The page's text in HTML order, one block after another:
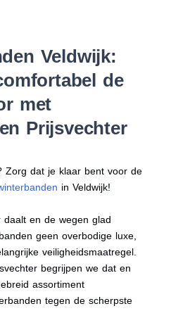
Veldwijk:
de
met
Prijsvechter
Zorg dat je klaar bent voor de
in Veldwijk!
daalt en de wegen glad
geen overbodige luxe,
veiligheidsmaatregel.
begrijpen we dat en
assortiment
tegen de scherpste